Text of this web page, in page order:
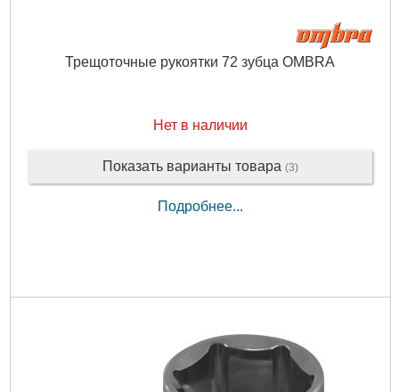
Трещоточные рукоятки 72 зубца OMBRA
Нет в наличии
Показать варианты товара (3)
Подробнее...